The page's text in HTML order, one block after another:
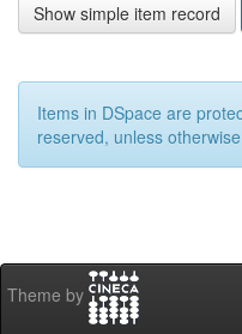
Show simple item record
Items in DSpace are
reserved, unless
Theme by